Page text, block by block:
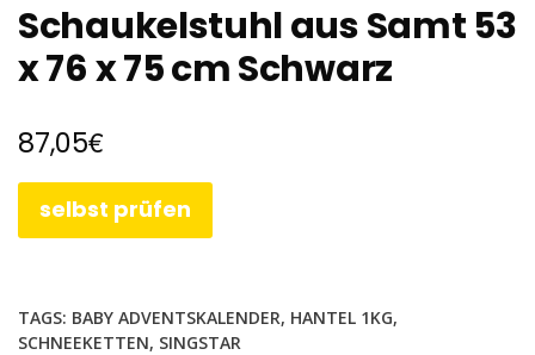
Schaukelstuhl aus Samt 53
x 76 x 75 cm Schwarz
87,05€
selbst prüfen
TAGS: BABY ADVENTSKALENDER, HANTEL 1KG,
SCHNEEKETTEN, SINGSTAR